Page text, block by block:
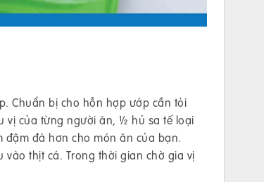
Chuẩn bị cho hỗn hợp ướp cần tỏi
vị của từng người ăn, ½ hủ sa tế loại
đậm đà hơn cho món ăn của bạn.
thịt cá. Trong thời gian chờ gia vị